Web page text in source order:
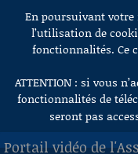
Aller au contenu
En poursuivant votre
l’utilisation de
fonctionnalités. Ce
ATTENTION : si vous
fonctionnalités de
seront pas
Portail vidéo de